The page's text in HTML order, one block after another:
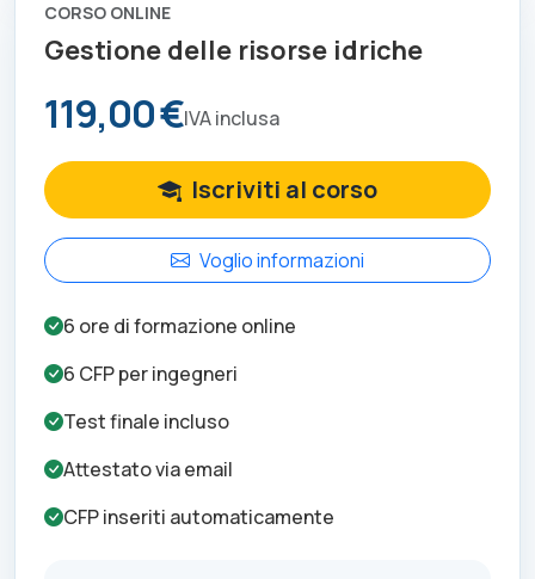
CORSO ONLINE
Gestione delle risorse idriche
119,00 €IVA inclusa
Iscriviti al corso
Voglio informazioni
6 ore di formazione online
6 CFP peringegneri
Test finale incluso
Attestato via email
CFP inseriti automaticamente